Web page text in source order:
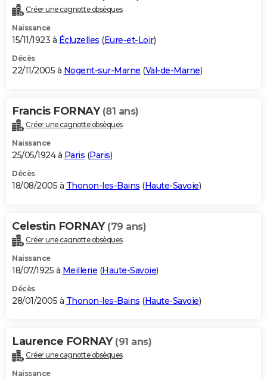
Créer une cagnotte obsèques
Naissance
15/11/1923 à Écluzelles (Eure-et-Loir)
Décès
22/11/2005 à Nogent-sur-Marne (Val-de-Marne)
Francis FORNAY (81 ans)
Créer une cagnotte obsèques
Naissance
25/05/1924 à Paris (Paris)
Décès
18/08/2005 à Thonon-les-Bains (Haute-Savoie)
Celestin FORNAY (79 ans)
Créer une cagnotte obsèques
Naissance
18/07/1925 à Meillerie (Haute-Savoie)
Décès
28/01/2005 à Thonon-les-Bains (Haute-Savoie)
Laurence FORNAY (91 ans)
Créer une cagnotte obsèques
Naissance